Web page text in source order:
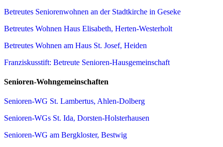
Betreutes Seniorenwohnen an der Stadtkirche in Geseke
Betreutes Wohnen Haus Elisabeth, Herten-Westerholt
Betreutes Wohnen am Haus St. Josef, Heiden
Franziskusstift: Betreute Senioren-Hausgemeinschaft
Senioren-Wohngemeinschaften
Senioren-WG St. Lambertus, Ahlen-Dolberg
Senioren-WGs St. Ida, Dorsten-Holsterhausen
Senioren-WG am Bergkloster, Bestwig